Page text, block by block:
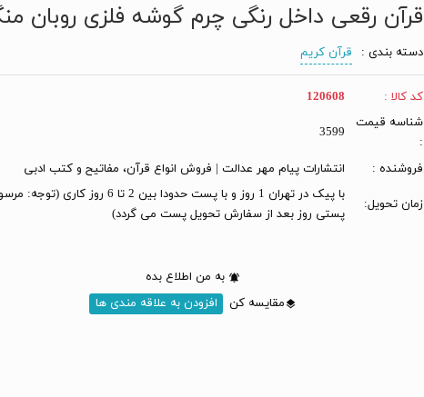
قرآن رقعی داخل رنگی چرم گوشه فلزی روبان
دسته بندی :
قرآن کریم
کد کالا :
120608
شناسه قیمت
:
3599
فروشنده : انتشارات پیام مهر عدالت | فروش انواع قرآن، مفاتیح و کتب ادبی
زمان تحویل:
با پیک در تهران 1 روز و با پست حدودا بین 2 تا 6 روز کاری
پستی روز بعد از سفارش تحویل پست می گردد)
به من اطلاع بده
مقایسه کن
افزودن به علاقه مندی ها